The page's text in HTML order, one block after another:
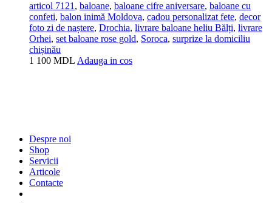
articol 7121 , baloane, baloane cifre aniversare, baloane cu
confeti, balon inimă Moldova, cadou personalizat fete, decor
foto zi de naștere, Drochia, livrare baloane heliu Bălți, livrare
Orhei, set baloane rose gold, Soroca, surprize la domiciliu
chișinău
1 100 MDL Adauga in cos
Despre noi
Shop
Servicii
Articole
Contacte